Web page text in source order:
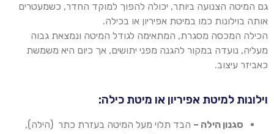
גם המיטה הצנועה ביותר, יכולה להפוך למוקד החדר, כשמעטרים
אותה בוילונות כמו במיטת אפיריון או בכילה.
הכילה המכסה מסגרת, המתאימה לגודל המיטה ונמצאת גבוה
מעליה, נועדה במקור להגנה מפני יתושים, אך כיום היא משמשת
כאביזר עיצוב.
וילונות למיטת אפיריון או מיטת כילה:
סגנון הילה – הבד תלוי מעל המיטה בעזרת כתר (הילה),